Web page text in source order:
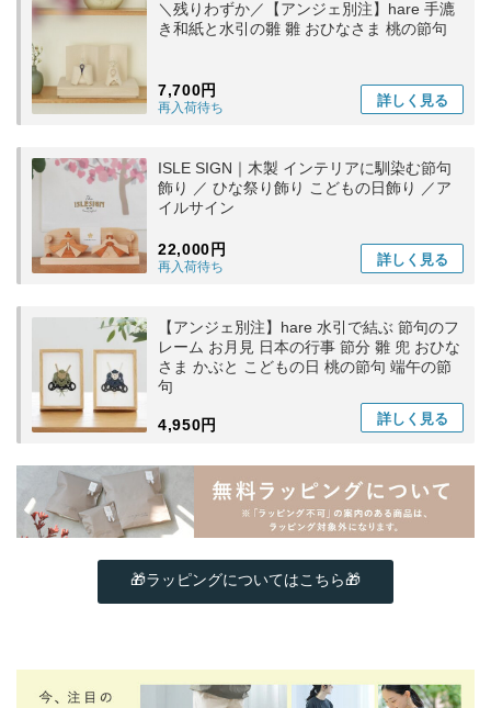
＼残りわずか／【アンジェ別注】hare 手漉
き和紙と水引の雛 雛 おひなさま 桃の節句
7,700円
再入荷待ち 詳しく 見る
ISLE SIGN｜木製 インテリアに馴染む節句
飾り ／ ひな祭り飾り こどもの日飾り ／ア
イルサイン
22,000円
再入荷待ち 詳しく 見る
【アンジェ別注】hare 水引で結ぶ 節句のフ
レーム お月見 日本の行事 節分 雛 兜 おひな
さま かぶと こどもの日 桃の節句 端午の節
句
4,950円 詳しく 見る
🎁ラッピングについてはこちら🎁